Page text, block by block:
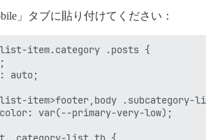
」タブに貼り付けてください：
list-item.category .posts {
auto;
list-item>footer,body .subcategory-
var(--primary-very-low);